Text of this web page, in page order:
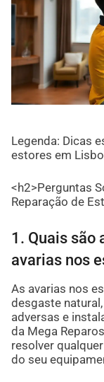
Legenda: Dicas
estores em
<h2>Perguntas
Reparação de
1. Quais são
avarias nos
As avarias nos
desgaste
adversas e
da Mega
resolver
do seu